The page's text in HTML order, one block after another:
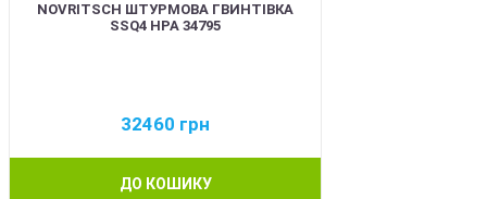
NOVRITSCH ШТУРМОВА ГВИНТІВКА
SSQ4 HPA 34795
32460 грн
ДО КОШИКУ